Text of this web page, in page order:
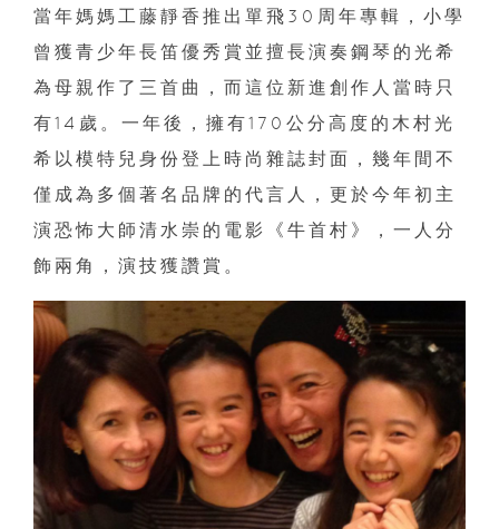
當年媽媽工藤靜香推出單飛30周年專輯，小學
曾獲青少年長笛優秀賞並擅長演奏鋼琴的光希
為母親作了三首曲，而這位新進創作人當時只
有14歲。一年後，擁有170公分高度的木村光
希以模特兒身份登上時尚雜誌封面，幾年間不
僅成為多個著名品牌的代言人，更於今年初主
演恐怖大師清水崇的電影《牛首村》，一人分
飾兩角，演技獲讚賞。